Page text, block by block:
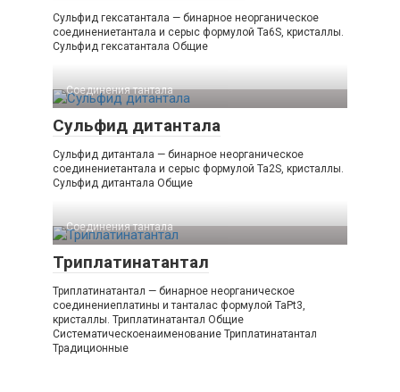
Сульфид гексатантала — бинарное неорганическое
соединениетантала и серыс формулой Ta6S, кристаллы.
Сульфид гексатантала Общие
Соединения тантала‎
Сульфид дитантала
Сульфид дитантала — бинарное неорганическое
соединениетантала и серыс формулой Ta2S, кристаллы.
Сульфид дитантала Общие
Соединения тантала‎
Триплатинатантал
Триплатинатантал — бинарное неорганическое
соединениеплатины и танталас формулой TaPt3,
кристаллы. Триплатинатантал Общие
Систематическоенаименование Триплатинатантал
Традиционные